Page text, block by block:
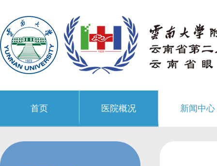
首页 医院概况 新闻中心